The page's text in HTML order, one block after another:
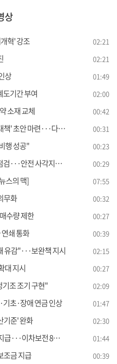
상
혁' 강조 02:21
02:21
상 01:49
도기간 부여 02:00
소재 교체 00:42
마련···다음 달 발표 00:31
행 성공" 00:23
사각지대 관리 당부 00:29
스의 맥] 07:55
무화 00:32
수량 제한 00:27
쇄 통화 00:39
유감"···보완책 지시 02:15
대 지시 00:27
조 조기 구현" 02:09
초·장애 연금 인상 01:47
기준' 완화 02:30
이차보전 8천억 지원 01:44
조금 지급 00:39